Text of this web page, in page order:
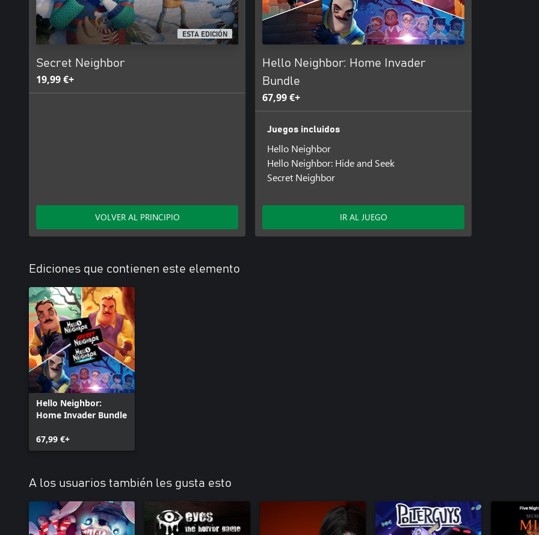
ESTA EDICIÓN
Secret Neighbor
19,99 €+
VOLVER AL PRINCIPIO
Hello Neighbor: Home Invader
Bundle
67,99 €+
Juegos incluidos
Hello Neighbor
Hello Neighbor: Hide and Seek
Secret Neighbor
IR AL JUEGO
Ediciones que contienen este elemento
Hello Neighbor:
Home Invader Bundle
67,99 €+
A los usuarios también les gusta esto